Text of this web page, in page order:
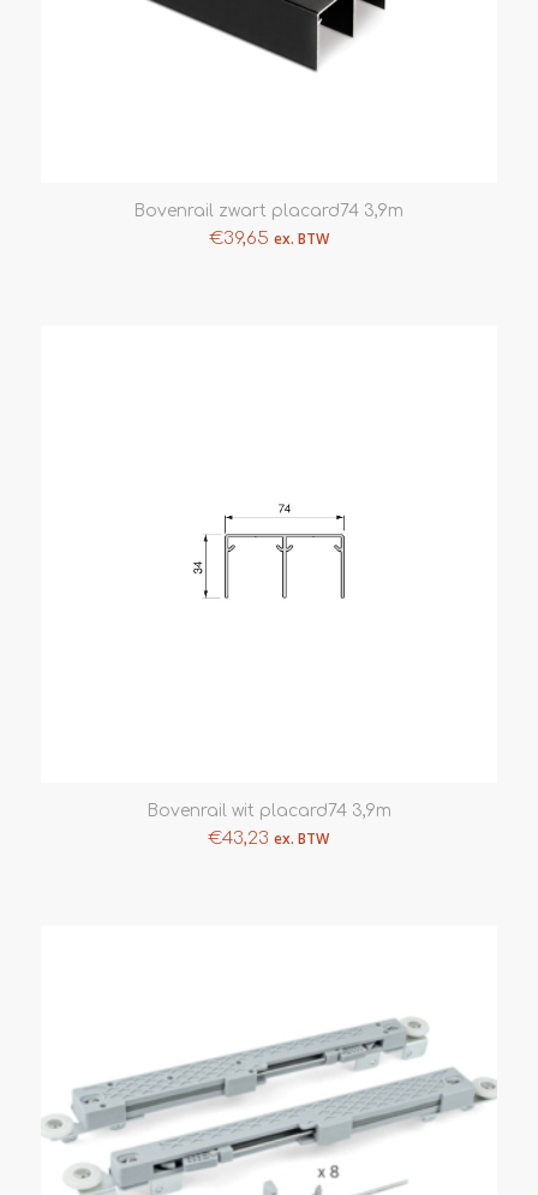
Bovenrail zwart placard74 3,9m
€39,65 ex. BTW
Bovenrail wit placard74 3,9m
€43,23 ex. BTW